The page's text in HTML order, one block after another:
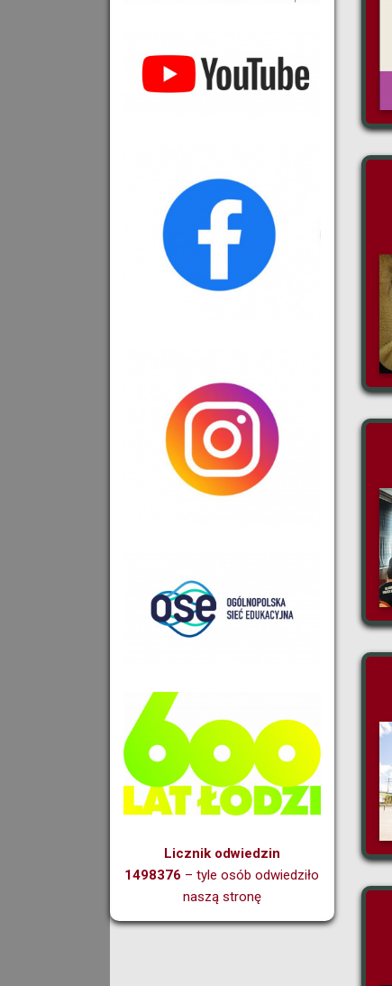
Licznik odwiedzin
1498376 – tyle osób odwiedziło
naszą stronę